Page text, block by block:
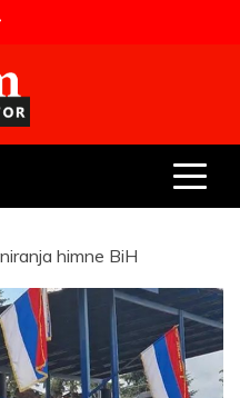
himne BiH